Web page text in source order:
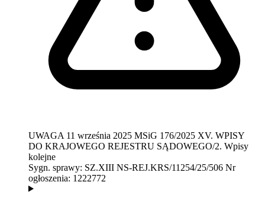
UWAGA 11 września 2025 MSiG 176/2025 XV. WPISY
DO KRAJOWEGO REJESTRU SĄDOWEGO/2. Wpisy
kolejne
Sygn. sprawy: SZ.XIII NS-REJ.KRS/11254/25/506 Nr
ogłoszenia: 1222772